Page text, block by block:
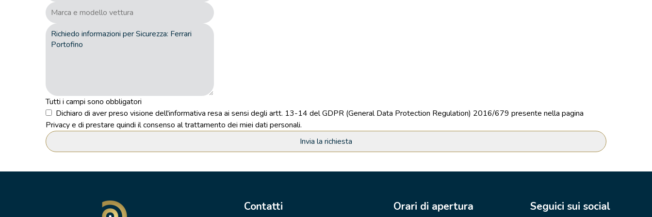
Tutti i campi sono obbligatori
Dichiaro di aver preso visione dell'informativa resa ai sensi degli artt. 13-14 del GDPR (General Data Protection Regulation) 2016/679 presente nella pagina
Privacy e di prestare quindi il consenso al trattamento dei miei dati personali.
Contatti Orari di apertura Seguici sui social